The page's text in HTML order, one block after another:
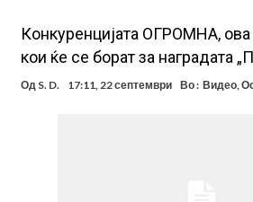
Конкуренцијата ОГРОМНА, ова
кои ќе се борат за наградата
Од S. D. 17:11, 22 септември Во : Видео,